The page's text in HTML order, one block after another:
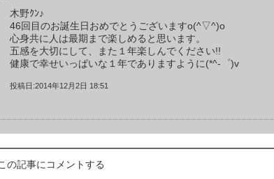
木野ｸﾝ♪
46回目のお誕生日おめでとうございますo(^▽^)o
心身共に人は最期まで楽しめると思います。
五感を大切にして、また１年楽しんでください!!
健康で幸せいっぱいな１年でありますように(*^-゜)v
投稿日:2014年12月2日 18:51
の記事にコメントする